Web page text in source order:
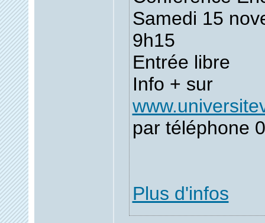
Samedi 15
9h15
Entrée libre
Info + sur
par téléphone
Plus d'infos